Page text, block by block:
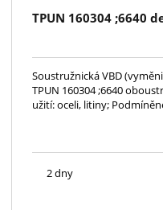
TPUN 160304 ;6640
Soustružnická VBD
TPUN 160304 ;6640
užití: oceli, litiny;
2 dny